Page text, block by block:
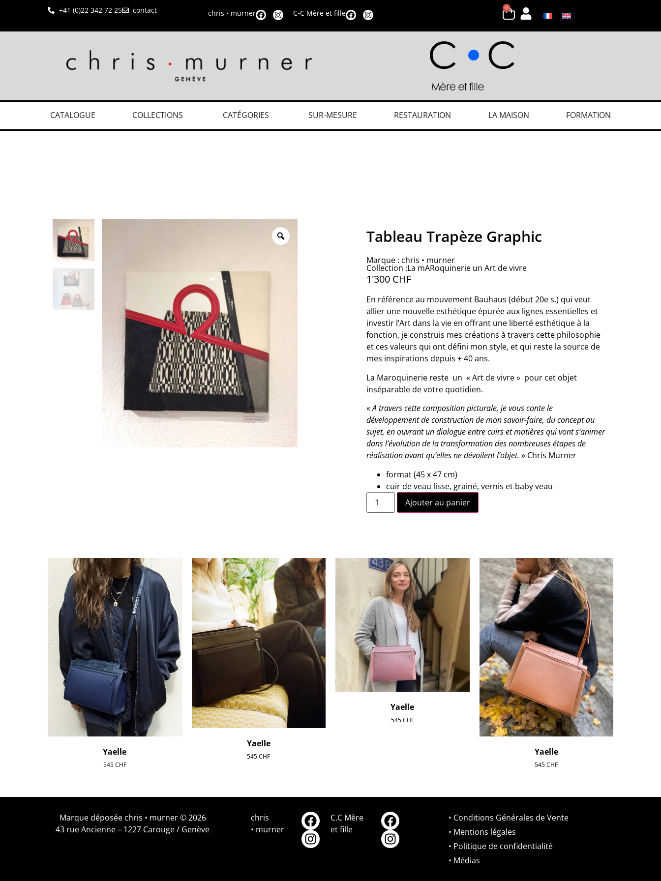
+41 (0)22 342 72 25 contact chris • murner C•C Mère et fille
0
CATALOGUE COLLECTIONS CATÉGORIES SUR-MESURE RESTAURATION LA MAISON FORMATION
Tableau Trapèze Graphic
Marque : chris • murner
Collection :La mARoquinerie un Art de vivre
1'300 CHF
En référence au mouvement Bauhaus (début 20e s.) qui veut
allier une nouvelle esthétique épurée aux lignes essentielles et
investir l’Art dans la vie en offrant une liberté esthétique à la
fonction, je construis mes créations à travers cette philosophie
et ces valeurs qui ont défini mon style, et qui reste la source de
mes inspirations depuis + 40 ans.
La Maroquinerie reste un « Art de vivre » pour cet objet
inséparable de votre quotidien.
«A travers cette composition picturale, je vous conte le
développement de construction de mon savoir-faire, du concept au
sujet, en ouvrant un dialogue entre cuirs et matières qui vont s’animer
dans l’évolution de la transformation des nombreuses étapes de
réalisation avant qu’elles ne dévoilent l’objet. » Chris Murner
format (45 x 47 cm)
cuir de veau lisse, grainé, vernis et baby veau
Ajouter au panier
Yaelle
545CHF
Yaelle
545CHF
Yaelle
545CHF
Yaelle
545CHF
Marque déposée chris • murner © 2026
43 rue Ancienne – 1227 Carouge / Genève
chris
• murner
C.C Mère
et fille
• Conditions Générales de Vente
• Mentions légales
• Politique de confidentialité
• Médias